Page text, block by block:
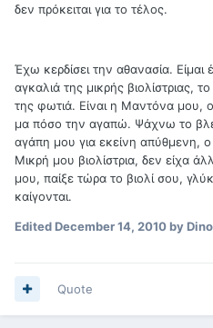
δεν πρόκειται για το τέλος.
Έχω κερδίσει την αθανασία.
αγκαλιά της μικρής βιολίστριας,
της φωτιά. Είναι η Μαντόνα
μα πόσο την αγαπώ. Ψάχνω το
αγάπη μου για εκείνη απύθμενη,
Μικρή μου βιολίστρια, δεν είχα
μου, παίξε τώρα το βιολί σου,
καίγονται.
EditedDecember 14, 2010by
Quote